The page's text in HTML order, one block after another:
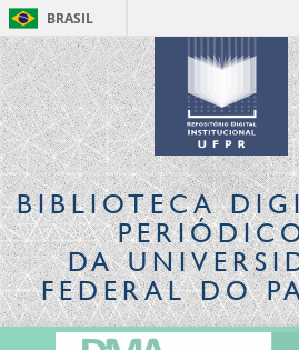
BRASIL
BIBLIOTECA
DA
FEDERAL DO